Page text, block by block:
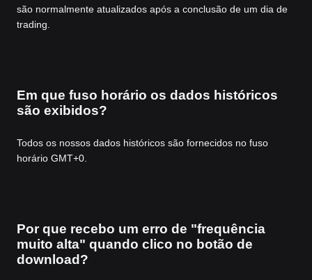
são normalmente atualizados após a conclusão de um dia de
trading.
Em que fuso horário os dados históricos
são exibidos?
Todos os nossos dados históricos são fornecidos no fuso
horário GMT+0.
Por que recebo um erro de "frequência
muito alta" quando clico no botão de
download?